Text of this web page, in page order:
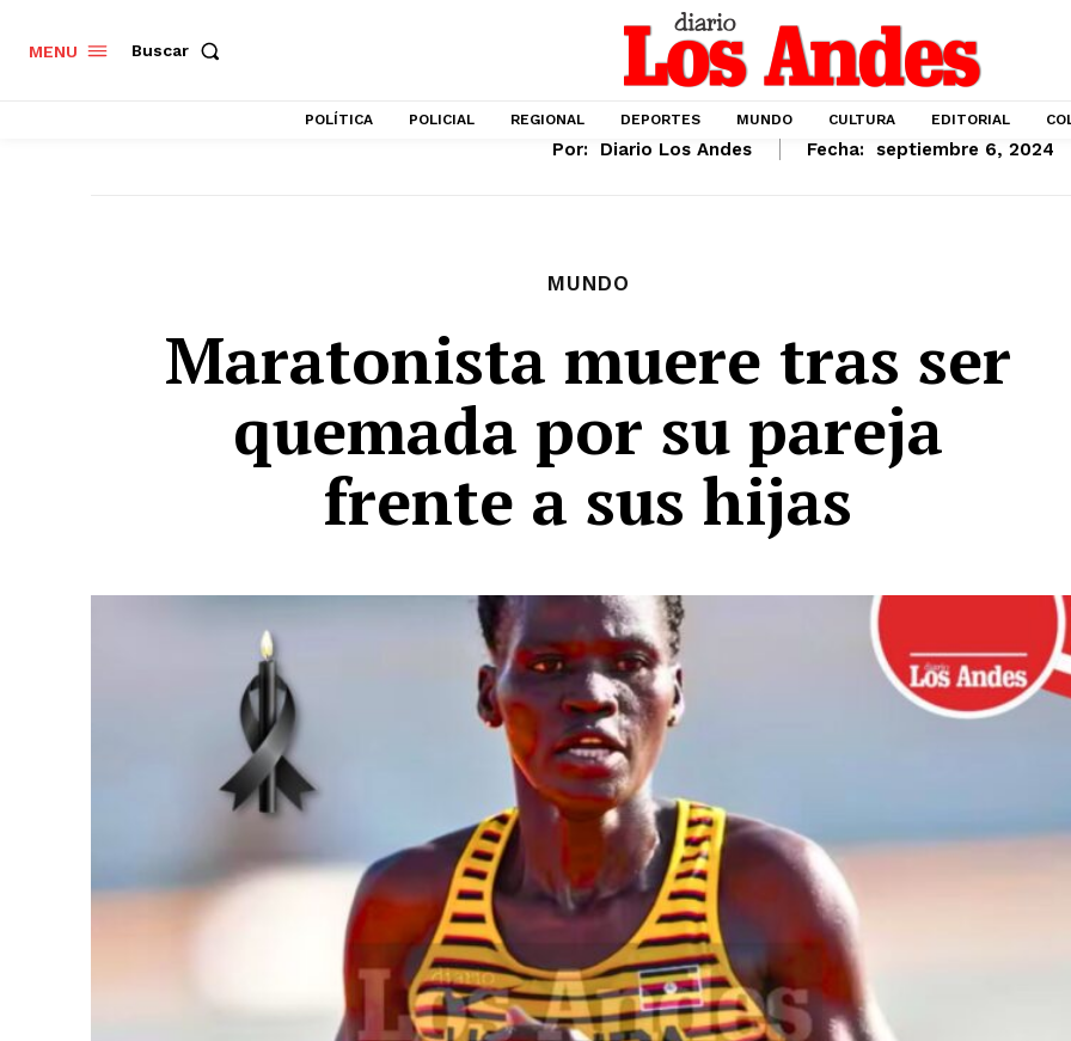
MENU Buscar
POLÍTICA POLICIAL REGIONAL DEPORTES MUNDO CULTURA EDITORIAL
Por: Diario Los Andes Fecha: septiembre 6, 2024
MUNDO
Maratonista muere tras ser
quemada por su pareja
frente a sus hijas